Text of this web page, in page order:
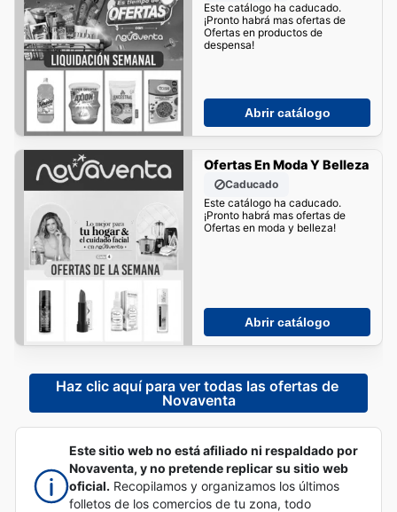
Este catálogo ha caducado.
¡Pronto habrá mas ofertas de
Ofertas en productos de
despensa!
Abrir catálogo
Ofertas En Moda Y Belleza
Caducado
Este catálogo ha caducado.
¡Pronto habrá mas ofertas de
Ofertas en moda y belleza!
Abrir catálogo
Haz clic aquí para ver todas las ofertas de
Novaventa
Este sitio web no está afiliado ni respaldado por
Novaventa, y no pretende replicar su sitio web
oficial. Recopilamos y organizamos los últimos
folletos de los comercios de tu zona, todo